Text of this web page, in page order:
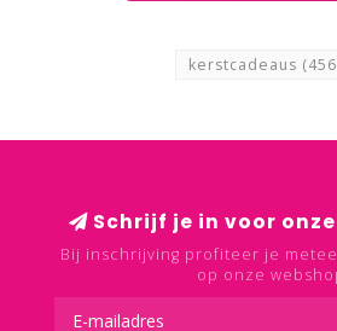
kerstcadeaus
Schrijf je in voor
Bij inschrijving profiteer je
op onze